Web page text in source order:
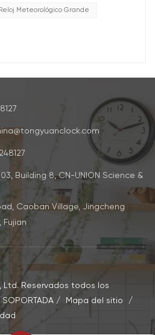
donde la precisión horaria
Con esto en mente,
nuestras 10 mejores formas
se integran en su diseño de
paleta de colores o tono
en la pieza central
Una excelente manera
es usar un reloj de pared
Bramwell Brown nos
y nuestros... Reloj
algo digno de contemplar
pared. 2. Salpicadura de color
neutra, usar un reloj de colores
temática de la habitación,
de color a tu diseño. Colores
Reloj meteorológico de
Craven', o simplemente un
de color llamativo puede
sobre un fondo pálido. 3.
¿Quieres renovar tu
Reloj Meteorológico Grande
Building 8, CN-UNION Science &
Caoban Village, Jingcheng
Fujian
Ltd. Reservados todos los
SOPORTADA/ Mapa del sitio
/